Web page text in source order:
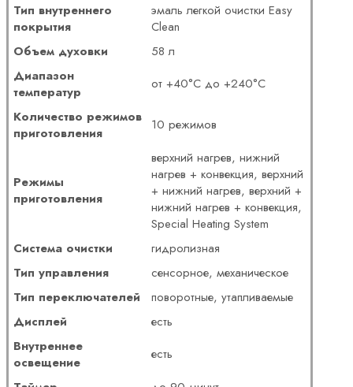
Тип внутреннего
покрытия
эмаль легкой очистки Easy
Clean
Объем духовки
58 л
Диапазон
температур
от +40°С до +240°С
Количество режимов
приготовления
10 режимов
Режимы
приготовления
верхний нагрев, нижний
нагрев + конвекция, верхний
+ нижний нагрев, верхний +
нижний нагрев + конвекция,
Special Heating System
Система очистки
гидролизная
Тип управления
сенсорное, механическое
Тип переключателей
поворотные, утапливаемые
Дисплей
есть
Внутреннее
освещение
есть